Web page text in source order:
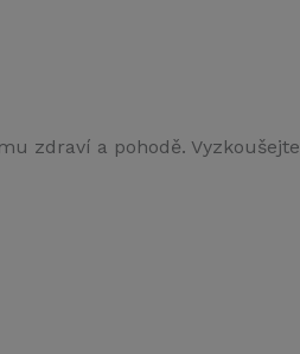
zdraví a pohodě. Vyzkoušejte